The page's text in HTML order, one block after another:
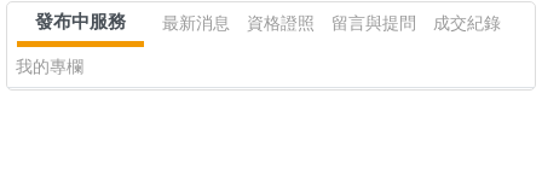
發布中服務 最新消息 資格證照 留言與提問 成交紀錄
我的專欄